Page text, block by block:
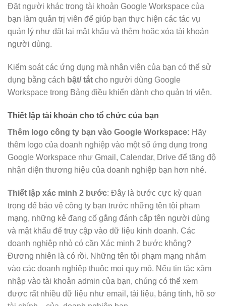
Đặt người khác trong tài khoản Google Workspace của
bạn làm quản trị viên để giúp bạn thực hiện các tác vụ
quản lý như đặt lại mật khẩu và thêm hoặc xóa tài khoản
người dùng.
Kiểm soát các ứng dụng mà nhân viên của bạn có thể sử
dụng bằng cách bật/ tắt cho người dùng Google
Workspace trong Bảng điều khiển dành cho quản trị viên.
Thiết lập tài khoản cho tổ chức của bạn
Thêm logo công ty bạn vào Google Workspace: Hãy
thêm logo của doanh nghiệp vào một số ứng dụng trong
Google Workspace như Gmail, Calendar, Drive để tăng độ
nhận diện thương hiệu của doanh nghiệp bạn hơn nhé.
Thiết lập xác minh 2 bước: Đây là bước cực kỳ quan
trọng để bảo vệ công ty bạn trước những tên tội phạm
mạng, những kẻ đang cố gắng đánh cắp tên người dùng
và mật khẩu để truy cập vào dữ liệu kinh doanh. Các
doanh nghiệp nhỏ có cần Xác minh 2 bước không?
Đương nhiên là có rồi. Những tên tội phạm mạng nhắm
vào các doanh nghiệp thuộc mọi quy mô. Nếu tin tặc xâm
nhập vào tài khoản admin của bạn, chúng có thể xem
được rất nhiều dữ liệu như email, tài liệu, bảng tính, hồ sơ